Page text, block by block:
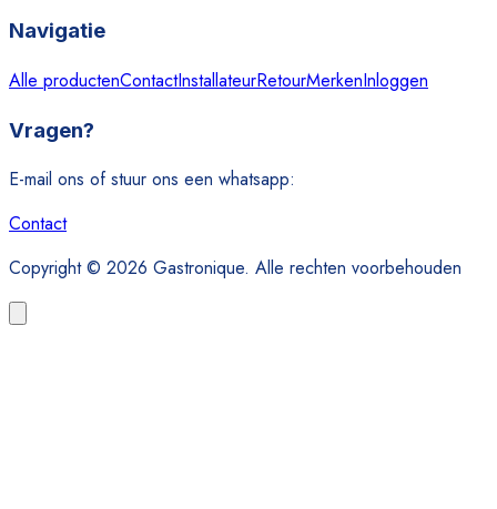
Navigatie
Alle productenContactInstallateurRetourMerkenInloggen
Vragen?
E-mail ons of stuur ons een whatsapp:
Contact
Copyright © 2026 Gastronique. Alle rechten voorbehouden